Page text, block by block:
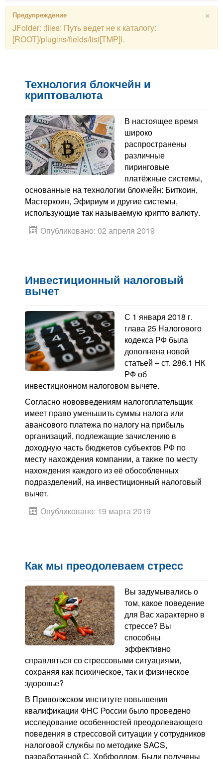
Об учреждении
Новости
Образовательные услуги
Контакты
Блог
×
Предупреждение
JFolder: :files: Путь ведет не к каталогу:
[ROOT]/plugins/fields/list[TMP]l.
Технология блокчейн и
криптовалюта
В настоящее время
широко
распространены
различные
пиринговые
платёжные системы,
основанные на технологии блокчейн: Биткоин,
Мастеркоин, Эфириум и другие системы,
использующие так называемую крипто валюту.
Опубликовано: 02 апреля 2019
Инвестиционный налоговый
вычет
С 1 января 2018 г.
глава 25 Налогового
кодекса РФ была
дополнена новой
статьей – ст. 286.1 НК
РФ об
инвестиционном налоговом вычете.
Согласно нововведениям налогоплательщик
имеет право уменьшить суммы налога или
авансового платежа по налогу на прибыль
организаций, подлежащие зачислению в
доходную часть бюджетов субъектов РФ по
месту нахождения компании, а также по месту
нахождения каждого из её обособленных
подразделений, на инвестиционный налоговый
вычет.
Опубликовано: 19 марта 2019
Как мы преодолеваем стресс
Вы задумывались о
том, какое поведение
для Вас характерно в
стрессе? Вы
способны
эффективно
справляться со стрессовыми ситуациями,
сохраняя как психическое, так и физическое
здоровье?
В Приволжском институте повышения
квалификации ФНС России было проведено
исследование особенностей преодолевающего
поведения в стрессовой ситуации у сотрудников
налоговой службы по методике SACS,
разработанной С. Хобфоллом. Были получены